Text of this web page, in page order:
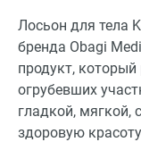
Лосьон для тела
бренда Obagi
продукт, который
огрубевших
гладкой, мягкой,
здоровую